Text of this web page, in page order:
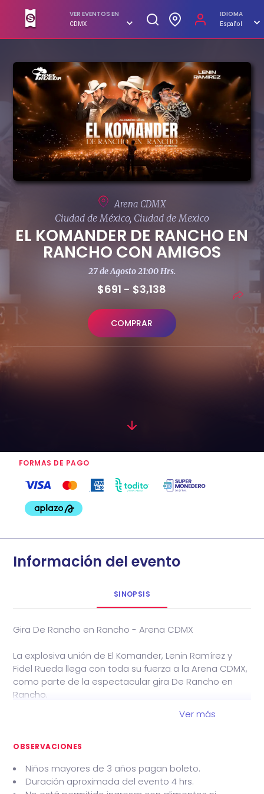
VER EVENTOS EN
CDMX
IDIOMA
Español
COMPRAR
Arena CDMX
Ciudad de México, Ciudad de Mexico
EL KOMANDER DE RANCHO EN
RANCHO CON AMIGOS
27 de Agosto 21:00 Hrs.
$691 - $3,138
COMPRAR
FORMAS DE PAGO
Información del evento
SINOPSIS
Gira De Rancho en Rancho - Arena CDMX
La explosiva unión de El Komander, Lenin Ramírez y
Fidel Rueda llega con toda su fuerza a la Arena CDMX,
como parte de la espectacular gira De Rancho en
Rancho.
Tres grandes exponentes del regional mexicano se
noche cargada de corridos, banda y romanticismo
consolidado como referentes del género. Con una
producción de primer nivel y un repertorio lleno de
Ver más
OBSERVACIONES
Niños mayores de 3 años pagan boleto.
Duración aproximada del evento 4 hrs.